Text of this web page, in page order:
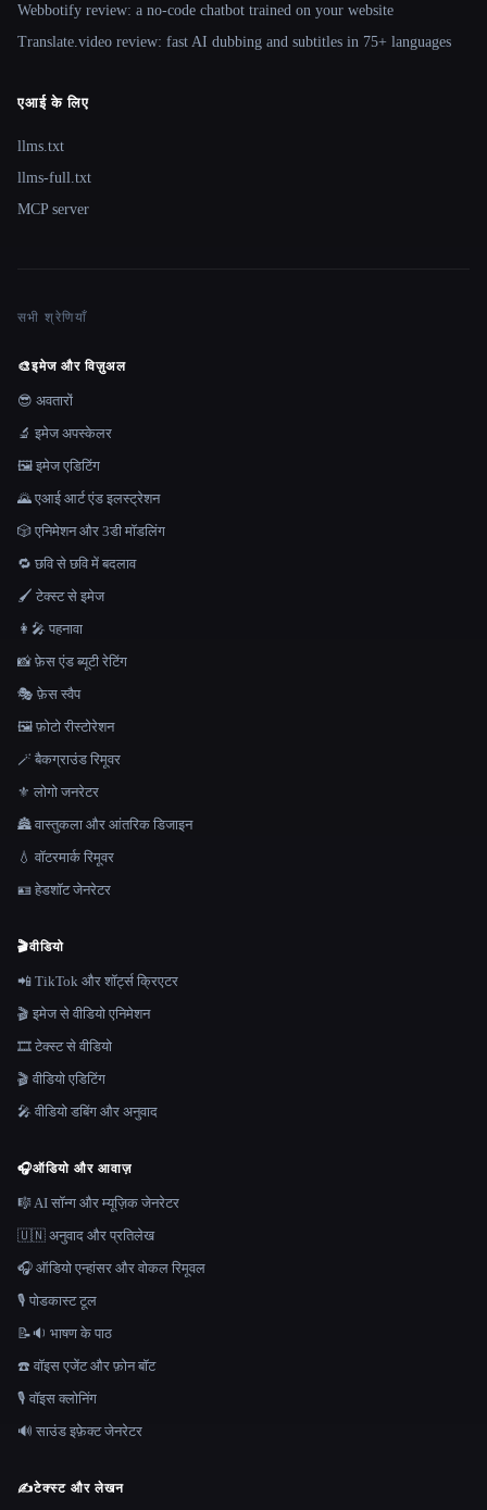
Webbotify review: a no-code chatbot trained on your website
Translate.video review: fast AI dubbing and subtitles in 75+ languages
एआई के लिए
llms.txt
llms-full.txt
MCP server
सभी श्रेणियाँ
🎨इमेज और विज़ुअल
😎 अवतारों
🔬 इमेज अपस्केलर
🖼️ इमेज एडिटिंग
🌄 एआई आर्ट एंड इलस्ट्रेशन
🎲 एनिमेशन और 3डी मॉडलिंग
🔁 छवि से छवि में बदलाव
🖌️ टेक्स्ट से इमेज
👩‍🎤 पहनावा
📸 फ़ेस एंड ब्यूटी रेटिंग
🎭 फ़ेस स्वैप
🖼️ फ़ोटो रीस्टोरेशन
🪄 बैकग्राउंड रिमूवर
⚜️ लोगो जनरेटर
🏯 वास्तुकला और आंतरिक डिजाइन
💧 वॉटरमार्क रिमूवर
🪪 हेडशॉट जेनरेटर
🎬वीडियो
📲 TikTok और शॉर्ट्स क्रिएटर
🎬 इमेज से वीडियो एनिमेशन
🎞️ टेक्स्ट से वीडियो
🎬 वीडियो एडिटिंग
🎤 वीडियो डबिंग और अनुवाद
🎧ऑडियो और आवाज़
🎼 AI सॉन्ग और म्यूज़िक जेनरेटर
🇺🇳 अनुवाद और प्रतिलेख
🎧 ऑडियो एन्हांसर और वोकल रिमूवल
🎙️ पोडकास्ट टूल
📝🔉 भाषण के पाठ
☎️ वॉइस एजेंट और फ़ोन बॉट
🎙️ वॉइस क्लोनिंग
🔊 साउंड इफ़ेक्ट जेनरेटर
✍️टेक्स्ट और लेखन